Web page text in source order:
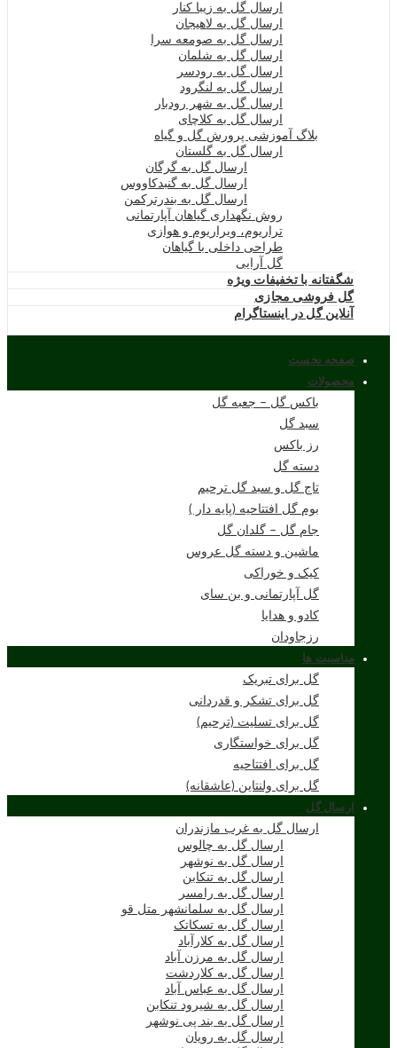
ارسال گل به زیبا کنار
ارسال گل به لاهیجان
ارسال گل به صومعه سرا
ارسال گل به شلمان
ارسال گل به رودسر
ارسال گل به لنگرود
ارسال گل به شهر رودبار
ارسال گل به کلاچای
بلاگ آموزشی پرورش گل و گیاه
ارسال گل به گلستان
ارسال گل به گرگان
ارسال گل به گنبدکاووس
ارسال گل به بندرترکمن
روش نگهداری گیاهان آپارتمانی
تراریوم، ویراریوم و هوازی
طراحی داخلی با گیاهان
گل آرایی
شگفتانه با تخفیفات ویژه
گل فروشی مجازی
آنلاین گل در اینستاگرام
صفحه نخست
محصولات
باکس گل – جعبه گل
سبد گل
رز باکس
دسته گل
تاج گل و سبد گل ترحیم
بوم گل افتتاحیه (پایه دار )
جام گل – گلدان گل
ماشین و دسته گل عروس
کیک و خوراکی
گل آپارتمانی و بن سای
کادو و هدایا
رزجاودان
مناسبت ها
گل برای تبریک
گل برای تشکر و قدردانی
گل برای تسلیت (ترحیم)
گل برای خواستگاری
گل برای افتتاحیه
گل برای ولنتاین (عاشقانه)
ارسال گل
ارسال گل به غرب مازندران
ارسال گل به چالوس
ارسال گل به نوشهر
ارسال گل به تنکابن
ارسال گل به رامسر
ارسال گل به سلمانشهر متل قو
ارسال گل به تسکاتک
ارسال گل به کلارآباد
ارسال گل به مرزن آباد
ارسال گل به کلاردشت
ارسال گل به عباس آباد
ارسال گل به شیرود تنکابن
ارسال گل به بند پی نوشهر
ارسال گل به رویان